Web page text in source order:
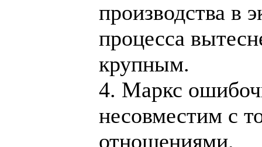
производства в
процесса
крупным.
4. Маркс
несовместим с
отношениями.